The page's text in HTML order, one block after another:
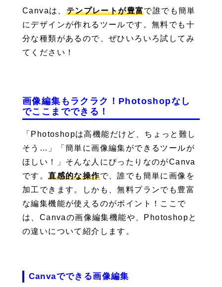
Canvaは、 テンプレートが豊富で誰でも簡単
にデザインが作れるツールです。無料でも十
分な種類があるので、ぜひいろいろ試してみ
てください！
画像編集もラクラク！Photoshopなし
でここまでできる！
「Photoshopは高機能だけど、ちょっと難し
そう…」「簡単に画像編集ができるツールが
ほしい！」そんな人にぴったりなのがCanva
です。直感的な操作で、誰でも簡単に画像を
加工できます。しかも、無料プランでも豊富
な編集機能が使えるのがポイント！ここで
は、Canvaの画像編集機能や、Photoshopと
の違いについて紹介します。
Canvaでできる画像編集